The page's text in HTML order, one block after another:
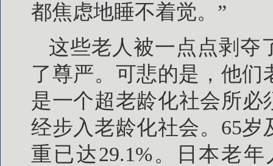
都焦虑地睡不着觉。”
这些老人被一点点剥夺
了尊严。可悲的是，他
是一个超老龄化社会所必
经步入老龄化社会。65
重已达29.1%。日本老